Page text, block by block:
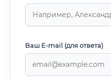
Ваш E-mail (для ответа)